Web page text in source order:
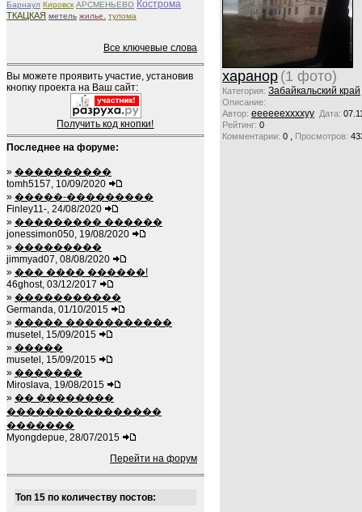
Барнаул Кировск АРСМЕНЬЕВО Кострома
ТКАЦКАЯ метель жилье. тулома
Все ключевые слова
Вы можете проявить участие, установив
кнопку проекта на Ваш сайт:
Получить код кнопки!
Последнее на форуме:
» ����������
tomh5157, 10/09/2020
» �����-���������
Finley11-, 24/08/2020
» ��������� ������
jonessimon050, 19/08/2020
» ���������
jimmyad07, 08/08/2020
» ��� ���� ������!
46ghost, 03/12/2017
» �����������
Germanda, 01/10/2015
» ����� �����������
musetel, 15/09/2015
» �����
musetel, 15/09/2015
» �������
Miroslava, 19/08/2015
» �� ��������
����������������
�������
Myongdepue, 28/07/2015
Перейти на форум
Топ 15 по количеству постов:
харанор (1 фото)
Категория: Забайкальский край
Описание:
Автор: ееееееххххуу Дата:
Рейтинг: 0
Комментарии: 0 , Просмотров: